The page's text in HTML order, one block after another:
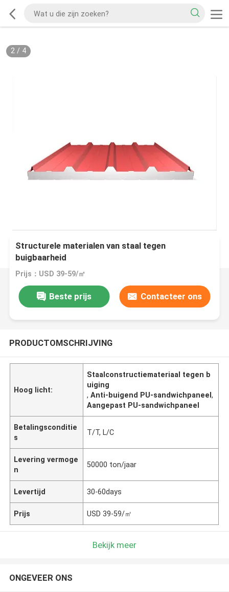
2/ 4
Structurele materialen van staal tegen
buigbaarheid
Prijs：USD 39-59/㎡
Beste prijs Contacteer ons
PRODUCTOMSCHRIJVING
Hoog licht:
Staalconstructiemateriaal tegen b
uiging
,Anti-buigend PU-sandwichpaneel,
Aangepast PU-sandwichpaneel
Betalingsconditie
s
T/T, L/C
Levering vermoge
n
50000 ton/jaar
Levertijd 30-60days
Prijs USD 39-59/㎡
Bekijk meer
ONGEVEER ONS